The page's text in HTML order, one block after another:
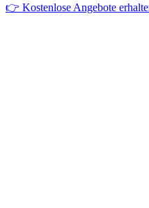
👉 Kostenlose Angebote